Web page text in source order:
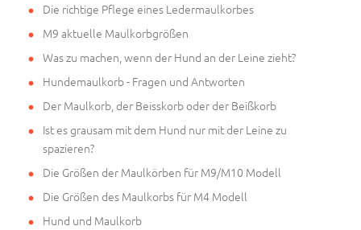
Die richtige Pflege eines Ledermaulkorbes
M9 aktuelle Maulkorbgrößen
Was zu machen, wenn der Hund an der Leine zieht?
Hundemaulkorb - Fragen und Antworten
Der Maulkorb, der Beisskorb oder der Beißkorb
Ist es grausam mit dem Hund nur mit der Leine zu
spazieren?
Die Größen der Maulkörben für M9/M10 Modell
Die Größen des Maulkorbs für M4 Modell
Hund und Maulkorb